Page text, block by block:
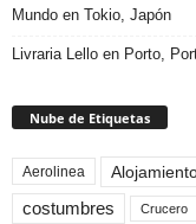
Mundo en Tokio, Japón
Livraria Lello en Porto,
Nube de Etiquetas
Aerolinea
costumbres Crucero